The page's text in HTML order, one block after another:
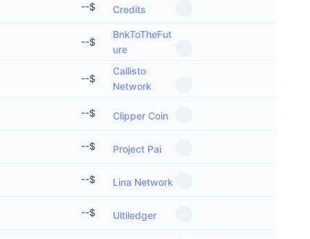
Credits
$
--
BnkToTheFut
ure
$
--
Callisto
Network
$
--
Clipper Coin
$
--
Project Pai
$
--
Lina Network
$
--
Ultiledger
$
--